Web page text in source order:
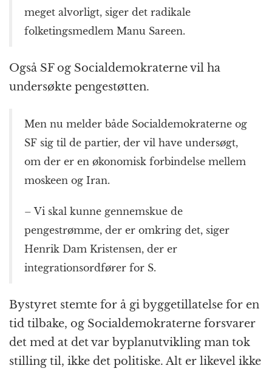
meget alvorligt, siger det radikale
folketingsmedlem Manu Sareen.
Også SF og Socialdemokraterne vil ha
undersøkte pengestøtten.
Men nu melder både Socialdemokraterne og
SF sig til de partier, der vil have undersøgt,
om der er en økonomisk forbindelse mellem
moskeen og Iran.
– Vi skal kunne gennemskue de
pengestrømme, der er omkring det, siger
Henrik Dam Kristensen, der er
integrationsordfører for S.
Bystyret stemte for å gi byggetillatelse for en
tid tilbake, og Socialdemokraterne forsvarer
det med at det var byplanutvikling man tok
stilling til, ikke det politiske. Alt er likevel ikke